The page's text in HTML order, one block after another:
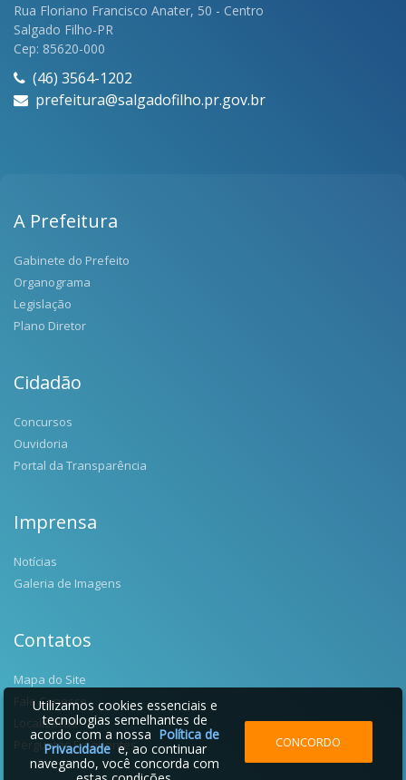
Rua Floriano Francisco Anater, 50 - Centro
Salgado Filho-PR
Cep: 85620-000
(46) 3564-1202
prefeitura@salgadofilho.pr.gov.br
A Prefeitura
Gabinete do Prefeito
Organograma
Legislação
Plano Diretor
Cidadão
Concursos
Ouvidoria
Portal da Transparência
Imprensa
Notícias
Galeria de Imagens
Contatos
Mapa do Site
Fale Conosco
Localização
Perguntas Frequentes
Utilizamos cookies essenciais e
tecnologias semelhantes de
acordo com a nossa Política de
Privacidadee, ao continuar
navegando, você concorda com
CONCORDO